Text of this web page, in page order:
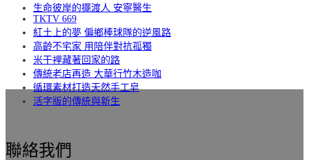
生命彼岸的擺渡人 安寧醫生
TKTV 669
紅土上的夢 偏鄉棒球隊的逆風路
高齡不宅家 用陪伴對抗孤獨
米干裡藏著回家的路
傳統老店再造 大華行竹木造咖
循環素材打造天然手工皂
活字版的傳統與新生
聯絡我們